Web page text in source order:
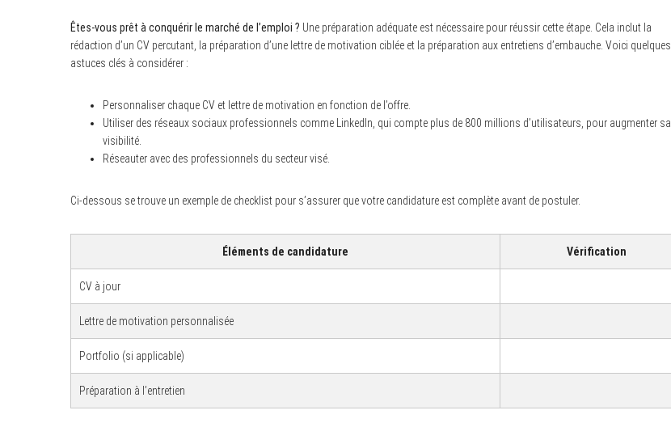
Êtes-vous prêt à conquérir le marché de l’emploi ? Une préparation adéquate est nécessaire pour réussir cette étape. Cela inclut la
rédaction d’un CV percutant, la préparation d’une lettre de motivation ciblée et la préparation aux entretiens d’embauche. Voici quelques
astuces clés à considérer :
Personnaliser chaque CV et lettre de motivation en fonction de l’offre.
Utiliser des réseaux sociaux professionnels comme LinkedIn, qui compte plus de 800 millions d’utilisateurs, pour augmenter sa
visibilité.
Réseauter avec des professionnels du secteur visé.
Ci-dessous se trouve un exemple de checklist pour s’assurer que votre candidature est complète avant de postuler.
Éléments de candidature Vérification
CV à jour
Lettre de motivation personnalisée
Portfolio (si applicable)
Préparation à l’entretien